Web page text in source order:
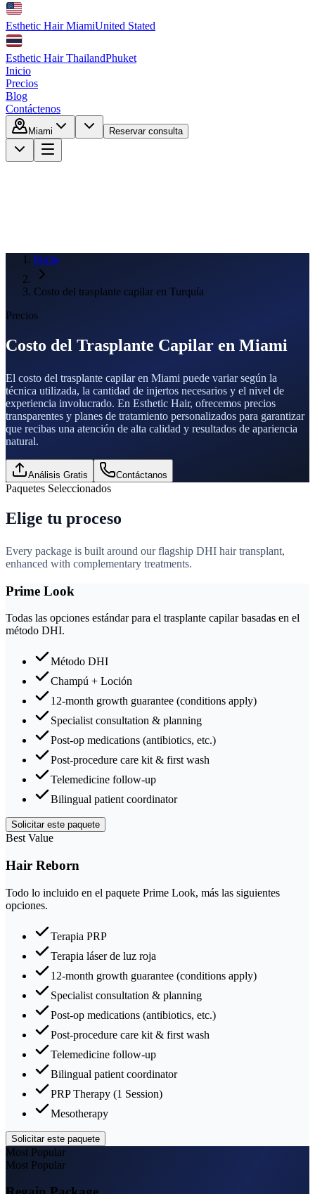
Esthetic Hair MiamiUnited Stated
Esthetic Hair ThailandPhuket
Inicio
Precios
Blog
Contáctenos
Miami Reservar consulta
Inicio
Costo del trasplante capilar en Turquía
Precios
Costo del Trasplante Capilar en Miami
El costo del trasplante capilar en Miami puede variar según la
técnica utilizada, la cantidad de injertos necesarios y el nivel de
experiencia involucrado. En Esthetic Hair, ofrecemos precios
transparentes y planes de tratamiento personalizados para garantizar
que recibas una atención de alta calidad y resultados de apariencia
natural.
Análisis Gratis Contáctanos
Paquetes Seleccionados
Elige tu proceso
Every package is built around our flagship DHI hair transplant,
enhanced with complementary treatments.
Prime Look
Todas las opciones estándar para el trasplante capilar basadas en el
método DHI.
Método DHI
Champú + Loción
12-month growth guarantee (conditions apply)
Specialist consultation & planning
Post-op medications (antibiotics, etc.)
Post-procedure care kit & first wash
Telemedicine follow-up
Bilingual patient coordinator
Solicitar este paquete
Best Value
Hair Reborn
Todo lo incluido en el paquete Prime Look, más las siguientes
opciones.
Terapia PRP
Terapia láser de luz roja
12-month growth guarantee (conditions apply)
Specialist consultation & planning
Post-op medications (antibiotics, etc.)
Post-procedure care kit & first wash
Telemedicine follow-up
Bilingual patient coordinator
PRP Therapy (1 Session)
Mesotherapy
Solicitar este paquete
Most Popular
Most Popular